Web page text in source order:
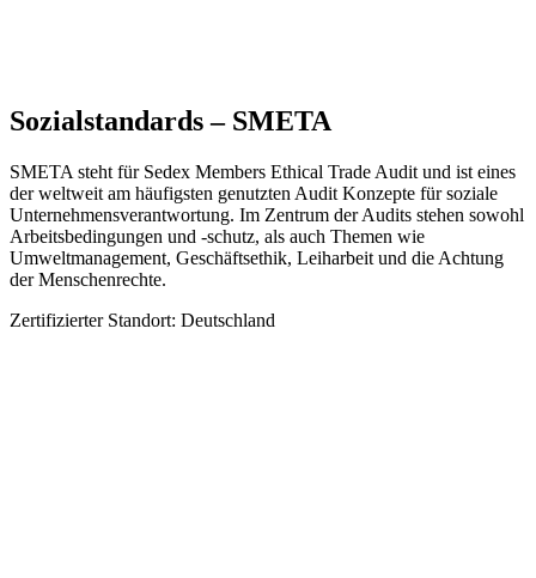
Sozialstandards – SMETA
SMETA steht für Sedex Members Ethical Trade Audit und ist eines
der weltweit am häufigsten genutzten Audit Konzepte für soziale
Unternehmensverantwortung. Im Zentrum der Audits stehen sowohl
Arbeitsbedingungen und -schutz, als auch Themen wie
Umweltmanagement, Geschäftsethik, Leiharbeit und die Achtung
der Menschenrechte.
Zertifizierter Standort: Deutschland